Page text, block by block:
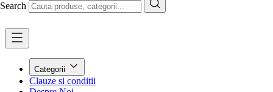
Search
Categorii
Clauze si conditii